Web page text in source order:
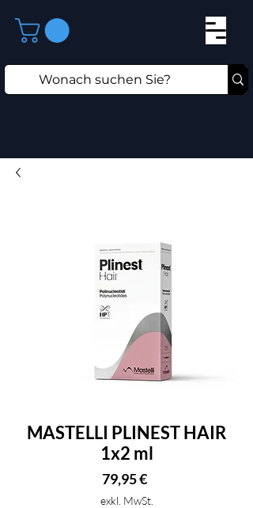
MASTELLI PLINEST HAIR
1x2 ml
79,95 €Preis
exkl. MwSt.